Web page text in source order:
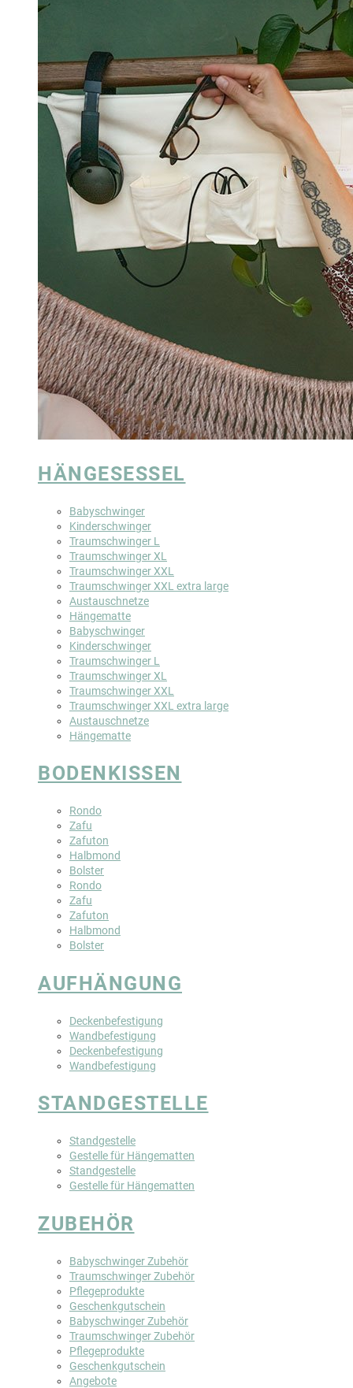
HÄNGESESSEL
Babyschwinger
Kinderschwinger
Traumschwinger L
Traumschwinger XL
Traumschwinger XXL
Traumschwinger XXL extra large
Austauschnetze
Hängematte
Babyschwinger
Kinderschwinger
Traumschwinger L
Traumschwinger XL
Traumschwinger XXL
Traumschwinger XXL extra large
Austauschnetze
Hängematte
BODENKISSEN
Rondo
Zafu
Zafuton
Halbmond
Bolster
Rondo
Zafu
Zafuton
Halbmond
Bolster
AUFHÄNGUNG
Deckenbefestigung
Wandbefestigung
Deckenbefestigung
Wandbefestigung
STANDGESTELLE
Standgestelle
Gestelle für Hängematten
Standgestelle
Gestelle für Hängematten
ZUBEHÖR
Babyschwinger Zubehör
Traumschwinger Zubehör
Pflegeprodukte
Geschenkgutschein
Babyschwinger Zubehör
Traumschwinger Zubehör
Pflegeprodukte
Geschenkgutschein
Angebote